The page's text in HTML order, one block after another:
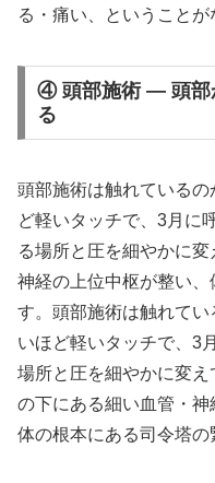
る・痛い、ということが
④ 頭部施術 — 頭部
る
頭部施術は触れている
ど軽いタッチで、3月に
る場所と圧を細やかに
神経の上位中枢が整い
す。頭部施術は触れて
いほど軽いタッチで、3
場所と圧を細やかに変
の下にある細い血管・神
体の根本にある司令塔の